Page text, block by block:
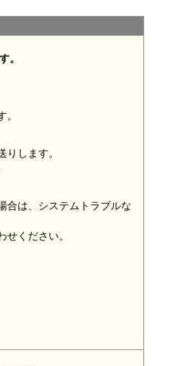
。
します。
合は、システムトラブルな
ください。